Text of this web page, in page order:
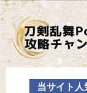
当サイト人